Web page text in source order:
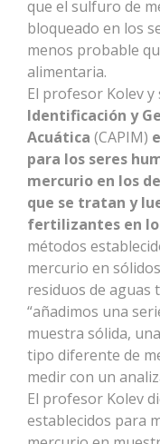
que el sulfuro de
bloqueado en los
menos probable
alimentaria.
El profesor Kolev y
Identificación y
Acuática (CAPIM)
para los seres
mercurio en los
que se tratan y
fertilizantes en
métodos
mercurio en
residuos de aguas
“añadimos una
muestra sólida,
tipo diferente de
medir con un
El profesor Kolev
establecidos para